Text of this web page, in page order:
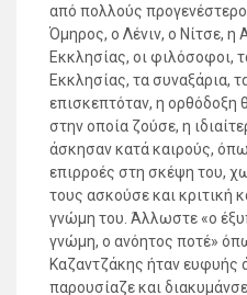
από πολλούς
Όμηρος, ο Λένιν, ο Νίτσε, η
Εκκλησίας, οι φιλόσοφοι,
Εκκλησίας, τα συναξάρια,
επισκεπτόταν, η ορθόδοξη
στην οποία ζούσε, η
άσκησαν κατά καιρούς,
επιρροές στη σκέψη του,
τους ασκούσε και κριτική
γνώμη του. Άλλωστε «ο
γνώμη, ο ανόητος ποτέ»
Καζαντζάκης ήταν ευφυής
παρουσίαζε και